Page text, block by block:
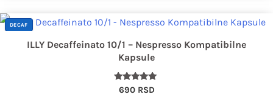
DECAF
ILLY Decaffeinato 10/1 – Nespresso Kompatibilne
Kapsule
Ocenjeno
690 RSD